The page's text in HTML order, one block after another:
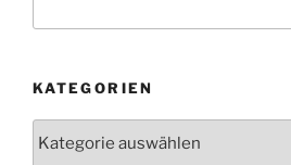
KATEGORIEN